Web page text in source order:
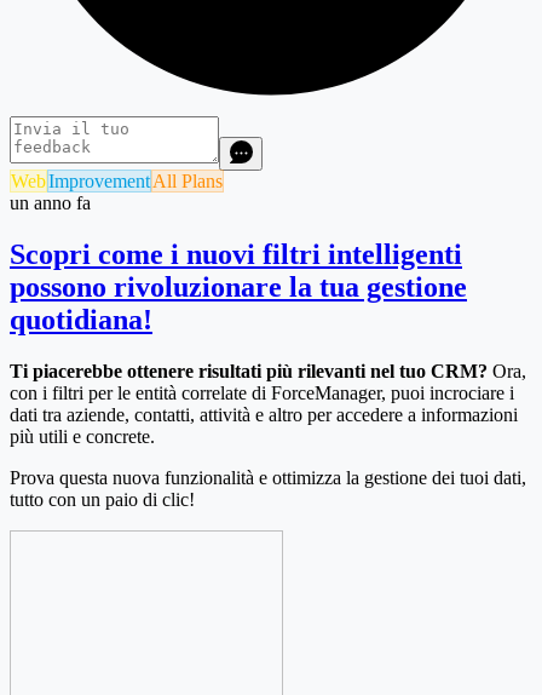
WebImprovementAll Plans
un anno fa
Scopri come i nuovi filtri intelligenti
possono rivoluzionare la tua gestione
quotidiana!
Ti piacerebbe ottenere risultati più rilevanti nel tuo CRM? Ora,
con i filtri per le entità correlate di ForceManager, puoi incrociare i
dati tra aziende, contatti, attività e altro per accedere a informazioni
più utili e concrete.
Prova questa nuova funzionalità e ottimizza la gestione dei tuoi dati,
tutto con un paio di clic!